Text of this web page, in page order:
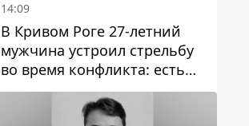
14:09
В Кривом Роге 27-летний
мужчина устроил стрельбу
во время конфликта: есть
раненый